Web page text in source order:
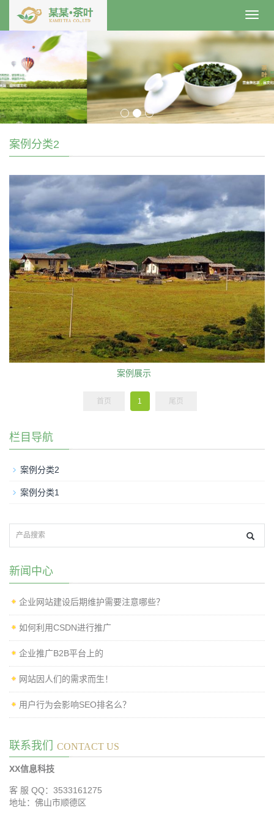
案例分类2
案例展示
首页 1 尾页
栏目导航
案例分类2
案例分类1
新闻中心
企业网站建设后期维护需要注意哪些？
如何利用CSDN进行推广
企业推广B2B平台上的
网站因人们的需求而生！
用户行为会影响SEO排名么？
联系我们 CONTACT US
XX信息科技
客 服 QQ：3533161275
地址：佛山市顺德区